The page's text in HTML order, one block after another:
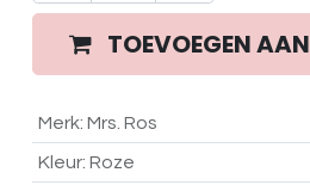
TOEVOEGEN
Merk: Mrs. Ros
Kleur: Roze